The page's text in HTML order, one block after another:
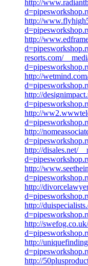
http://
http://
http://
resorts.com/
http://
http://
http://
http://
http://disales.net/
http://
http://
http://
http://
http://
http://